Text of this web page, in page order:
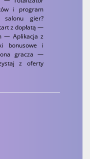
i program
salonu gier?
z dopłatą —
— Aplikacja z
bonusowe i
gracza —
z oferty